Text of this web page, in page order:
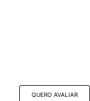
QUERO AVALIAR